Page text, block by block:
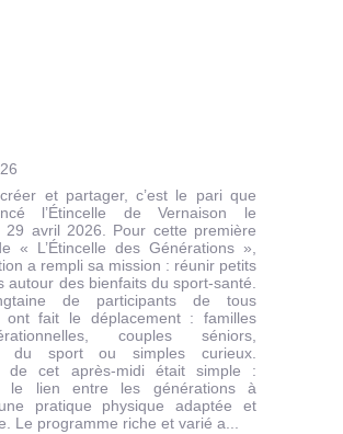
et partager, c’est le pari que
l’Étincelle de Vernaison le
29 avril 2026. Pour cette première
« L’Étincelle des Générations »,
a rempli sa mission : réunir petits
autour des bienfaits du sport-santé.
de participants de tous
ont fait le déplacement : familles
couples séniors,
du sport ou simples curieux.
de cet après-midi était simple :
le lien entre les générations à
pratique physique adaptée et
Le programme riche et varié a...